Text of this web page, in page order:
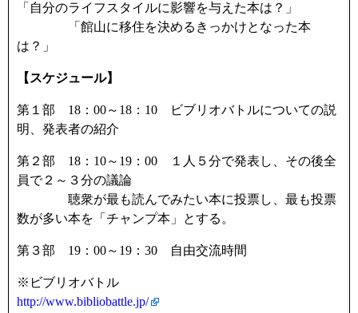
「自分のライフスタイルに影響を与えた本は？」
「館山に移住を決めるきっかけとなった本
は？」
【スケジュール】
第１部 18：00～18：10 ビブリオバトルについての説
明、発表者の紹介
第２部 18：10～19：00 １人５分で発表し、その後全
員で２～３分の議論
聴衆が最も読んでみたい本に投票し、最も投票
数が多い本を「チャンプ本」とする。
第３部 19：00～19：30 自由交流時間
※ビブリオバトル
http://www.bibliobattle.jp/